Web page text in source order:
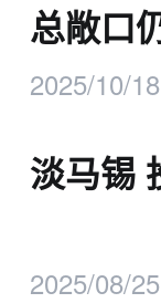
总敞口
四大结
2025/10/18
淡马锡
2025/08/25